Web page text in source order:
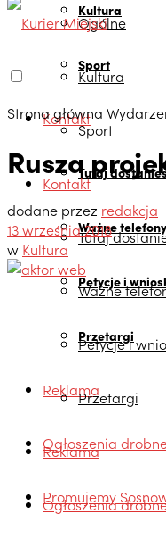
Kultura
Sport
Kontakt
Tutaj
Ważne
Petycje i
Przetargi
Reklama
Ogłoszenia
Promujemy
Ogólne
Kultura
Sport
Kontakt
Tutaj
Ważne
Petycje i
Przetargi
Reklama
Ogłoszenia
Strona główna
Rusza
dodane przez redakcja
13 września 2018
w Kultura